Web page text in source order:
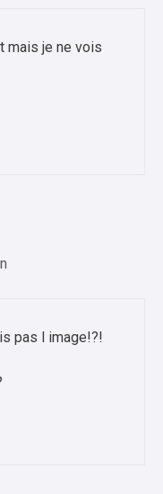
mais je ne vois
pas l image!?!